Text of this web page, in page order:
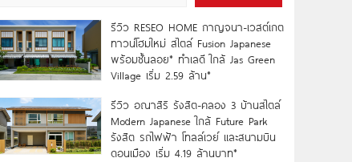
รีวิว RESEO HOME กาญจนา-เวสต์เกต
ทาวน์โฮมใหม่ สไตล์ Fusion Japanese
พร้อมชั้นลอย* ทำเลดี ใกล้ Jas Green
Village เริ่ม 2.59 ล้าน*
รีวิว อณาสิริ รังสิต-คลอง 3 บ้านสไตล์
Modern Japanese ใกล้ Future Park
รังสิต รถไฟฟ้า โทลล์เวย์ และสนามบิน
ดอนเมือง เริ่ม 4.19 ล้านบาท*